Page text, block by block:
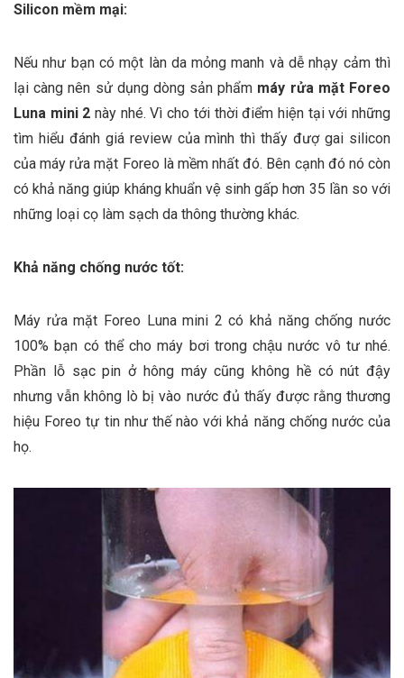
Silicon mềm mại:
Nếu như bạn có một làn da mỏng manh và dễ nhạy cảm thì
lại càng nên sử dụng dòng sản phẩm máy rửa mặt Foreo
Luna mini 2 này nhé. Vì cho tới thời điểm hiện tại với những
tìm hiểu đánh giá review của mình thì thấy đượ gai silicon
của máy rửa mặt Foreo là mềm nhất đó. Bên cạnh đó nó còn
có khả năng giúp kháng khuẩn vệ sinh gấp hơn 35 lần so với
những loại cọ làm sạch da thông thường khác.
Khả năng chống nước tốt:
Máy rửa mặt Foreo Luna mini 2 có khả năng chống nước
100% bạn có thể cho máy bơi trong chậu nước vô tư nhé.
Phần lỗ sạc pin ở hông máy cũng không hề có nút đậy
nhưng vẫn không lò bị vào nước đủ thấy được rằng thương
hiệu Foreo tự tin như thế nào với khả năng chống nước của
họ.